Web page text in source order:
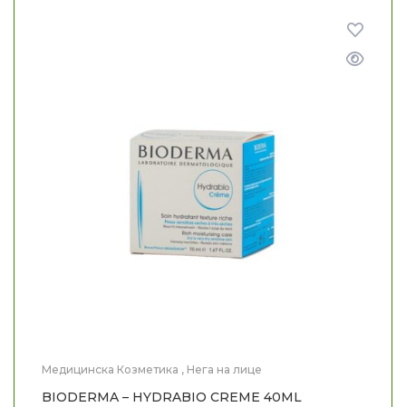
Медицинска Козметика , Нега на лице
BIODERMA – HYDRABIO CREME 40ML